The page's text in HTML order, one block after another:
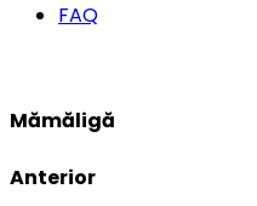
FAQ
Mămăligă
Anterior